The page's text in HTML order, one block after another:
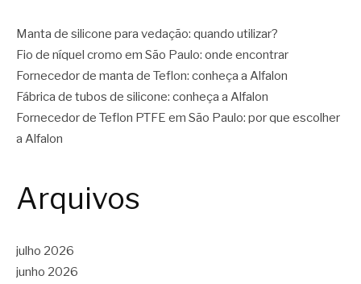
Manta de silicone para vedação: quando utilizar?
Fio de níquel cromo em São Paulo: onde encontrar
Fornecedor de manta de Teflon: conheça a Alfalon
Fábrica de tubos de silicone: conheça a Alfalon
Fornecedor de Teflon PTFE em São Paulo: por que escolher
a Alfalon
Arquivos
julho 2026
junho 2026